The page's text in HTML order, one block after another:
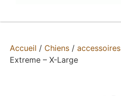
Accueil / Chiens / accessoires
Extreme – X-Large